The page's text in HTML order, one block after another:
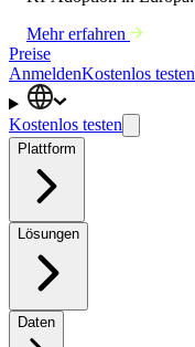
Mehr erfahren
Preise
AnmeldenKostenlos testen
Kostenlos testen
Plattform
Lösungen
Daten